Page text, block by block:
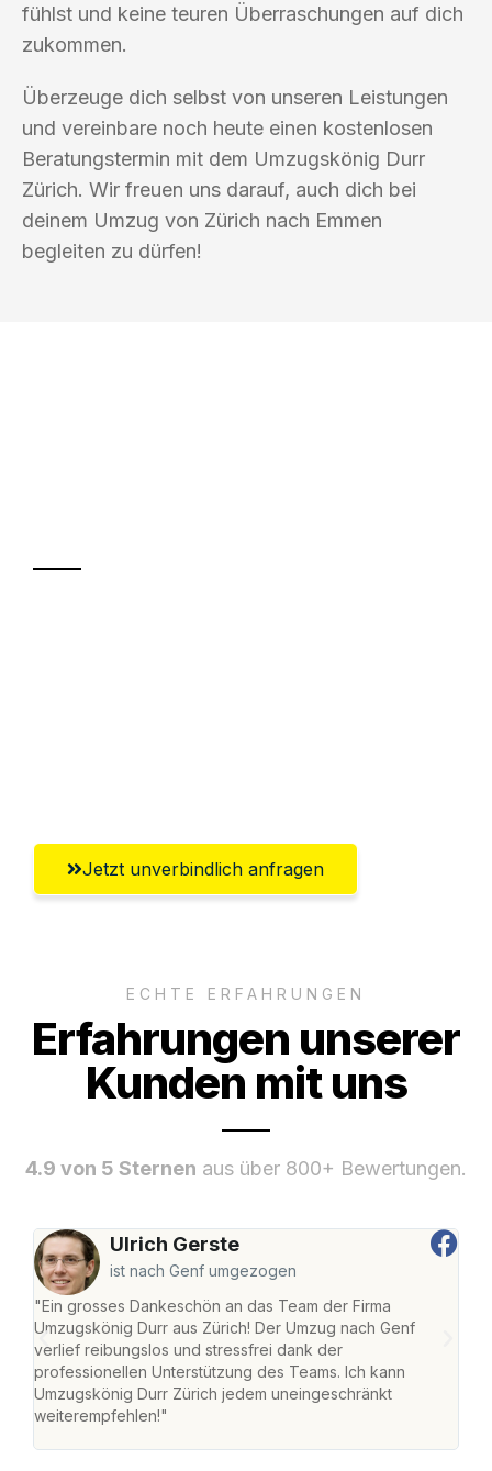
fühlst und keine teuren Überraschungen auf dich
zukommen.
Überzeuge dich selbst von unseren Leistungen
und vereinbare noch heute einen kostenlosen
Beratungstermin mit dem Umzugskönig Durr
Zürich. Wir freuen uns darauf, auch dich bei
deinem Umzug von Zürich nach Emmen
begleiten zu dürfen!
Jetzt unverbindlich anfragen
ECHTE ERFAHRUNGEN
Erfahrungen unserer
Kunden mit uns
4.9 von 5 Sternen aus über 800+ Bewertungen.
Ulrich Gerste
ist nach Genf umgezogen
"Ein grosses Dankeschön an das Team der Firma
Umzugskönig Durr aus Zürich! Der Umzug nach Genf
verlief reibungslos und stressfrei dank der
professionellen Unterstützung des Teams. Ich kann
Umzugskönig Durr Zürich jedem uneingeschränkt
weiterempfehlen!"